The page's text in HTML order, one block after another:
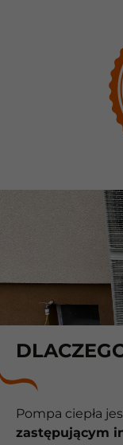
Pompa ciepła
zastępującym